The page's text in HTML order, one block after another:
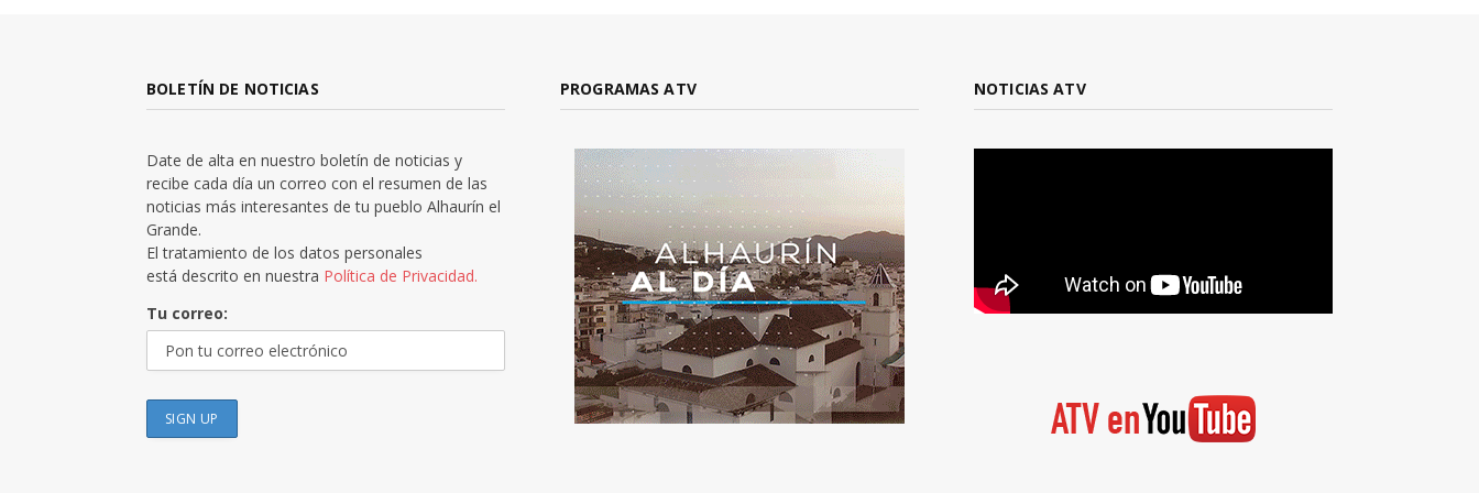
BOLETÍN DE NOTICIAS
Date de alta en nuestro boletín de noticias y
recibe cada día un correo con el resumen de las
noticias más interesantes de tu pueblo Alhaurín el
Grande.
El tratamiento de los datos personales
está descrito en nuestra Política de Privacidad.
Tu correo:
PROGRAMAS ATV NOTICIAS ATV